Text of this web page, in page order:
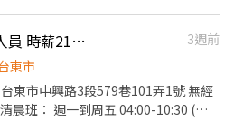
可能會因貨物量多與少做調整 ⭐ 貨
：每週至
【薪資計算】 基本
晚班津貼：$20/時 (17:30-23:30)
車，支援10公里內門市跑點 5️⃣ 配合
- 🧡早班時薪 $204 (基本時薪 $196
❗️一週 2～5天班 🔔 無法固定休六日，
年 享端午&中秋獎金資格 ✅一定會
✅只有隔月15號薪轉、無領現/預支 -
💖(台東站) 清晨班-理貨人員 時薪210元
3週前
東市
東市中興路3段579巷101弄1號 無經